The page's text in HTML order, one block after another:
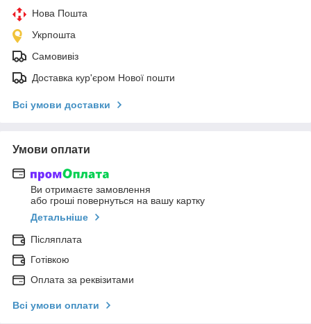
Нова Пошта
Укрпошта
Самовивіз
Доставка кур'єром Нової пошти
Всі умови доставки
Умови оплати
Ви отримаєте замовлення
або гроші повернуться на вашу картку
Детальніше
Післяплата
Готівкою
Оплата за реквізитами
Всі умови оплати